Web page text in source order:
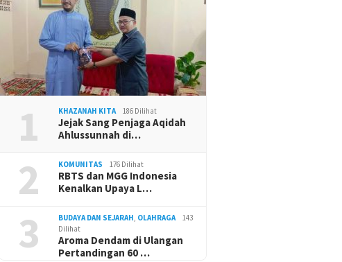
1 KHAZANAH KITA 186 Dilihat
Jejak Sang Penjaga Aqidah
Ahlussunnah di…
2 KOMUNITAS 176 Dilihat
RBTS dan MGG Indonesia
Kenalkan Upaya L…
3 BUDAYA DAN SEJARAH OLAHRAGA
143
Dilihat
Aroma Dendam di Ulangan
Pertandingan 60 …